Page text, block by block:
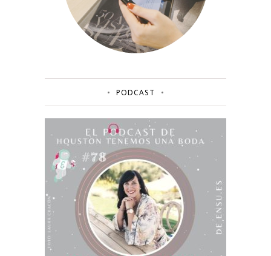
PODCAST